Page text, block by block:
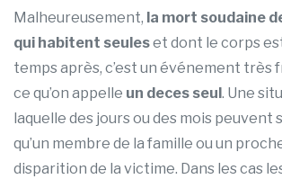
Malheureusement, la mort soudaine
qui habitent seuleset dont le corps
temps après, c’est un événement très
ce qu’on appelle un deces seul . Une
laquelle des jours ou des mois peuvent
qu’un membre de la famille ou un
disparition de la victime. Dans les cas